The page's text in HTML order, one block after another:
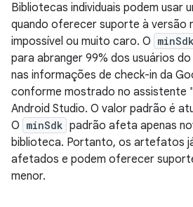
Bibliotecas individuais podem usar
quando oferecer suporte à versão
impossível ou muito caro. O minSdk
para abranger 99% dos usuários
nas informações de check-in da
conforme mostrado no assistente
Android Studio. O valor padrão é
O minSdk padrão afeta apenas
biblioteca. Portanto, os artefatos
afetados e podem oferecer
menor.